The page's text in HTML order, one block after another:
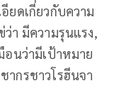
ยดเกี่ยวกับความ
ว่า มีความรุนแรง,
อนว่ามีเป้าหมาย
ากรชาวโรฮีนจา